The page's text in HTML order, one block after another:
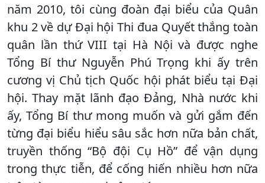
năm 2010, tôi cùng đoàn đại biểu của Quân
khu 2 về dự Đại hội Thi đua Quyết thắng toàn
quân lần thứ VIII tại Hà Nội và được nghe
Tổng Bí thư Nguyễn Phú Trọng khi ấy trên
cương vị Chủ tịch Quốc hội phát biểu tại Đại
hội. Thay mặt lãnh đạo Đảng, Nhà nước khi
ấy, Tổng Bí thư mong muốn và gửi gắm đến
từng đại biểu hiểu sâu sắc hơn nữa bản chất,
truyền thống “Bộ đội Cụ Hồ” để vận dụng
trong thực tiễn, để cống hiến nhiều hơn nữa